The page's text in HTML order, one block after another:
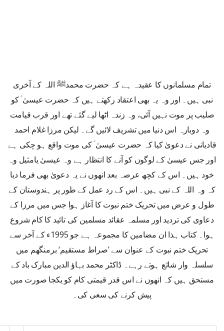
تمام مسلمانوں کا عقیدہ ہے کہ حضرت محمدﷺ اللہ کے آخری
نبی ہیں۔ اور وہ یہ بھی اعتقاد رکھتے ہیں کہ حضرت عیسیٰ ؑ کو
صلیب پر موت نہیں آئی، وہ زندہ اٹھا لیے گئے تھے اور قرب قیامت
وہ دوبارہ اس دنیا میں تشریف لائیں گے۔ لیکن مرزا غلام احمد
قادیانی نے دعویٰ کیا کہ حضرت عیسیٰ ؑ کی موت واقع ہو چکی ہے
اور جس عیسیٰ کے لوگوں کو آنے کا انتظار ہے وہ عیسیٰ یامثیل وہ
خود ہیں۔ اس کے کچھ عرصہ بعد انھوں نے یہ دعویٰ بھی فرما دیا
کہ وہ اللہ کے نبی ہیں۔ اس کے رد عمل کے طور پر ہندوستان کے
طول و عرض میں تحریک ختم نبوت کا آغاز ہوا جس میں مرزا کے
دعاوی کی تردید اور مسلمہ عقائد مسلمین کی تائید کا کام شروع
ہوا۔ کتاب ہذا ان مضامین کا مجموعہ ہے جو 1995ء کے آخر سے
تحریک ختم نبوت کے عنوان سے ’صراط مستقیم‘ برمنگھم میں
سلسلہ وار شائع ہوتے رہے۔ ڈاکٹر محمد بہاؤ الدین مبارک باد کے
مستحق ہیں کہ انھوں نے اس قدر قیمتی کام کو یکجا صورت میں
پیش کرنے کی سعی کی۔